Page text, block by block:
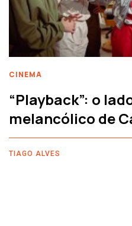
CINEMA
“Playback”: o
melancólico de
TIAGO ALVES